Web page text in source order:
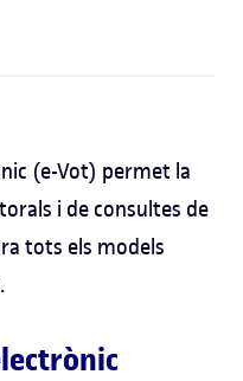
(e-Vot) permet la
i de consultes de
tots els models